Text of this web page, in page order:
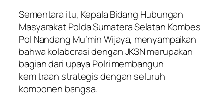
Sementara itu, Kepala Bidang Hubungan
Masyarakat Polda Sumatera Selatan Kombes
Pol Nandang Mu’min Wijaya, menyampaikan
bahwa kolaborasi dengan JKSN merupakan
bagian dari upaya Polri membangun
kemitraan strategis dengan seluruh
komponen bangsa.